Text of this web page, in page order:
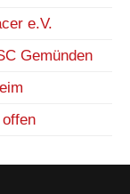
e.V.
Gemünden